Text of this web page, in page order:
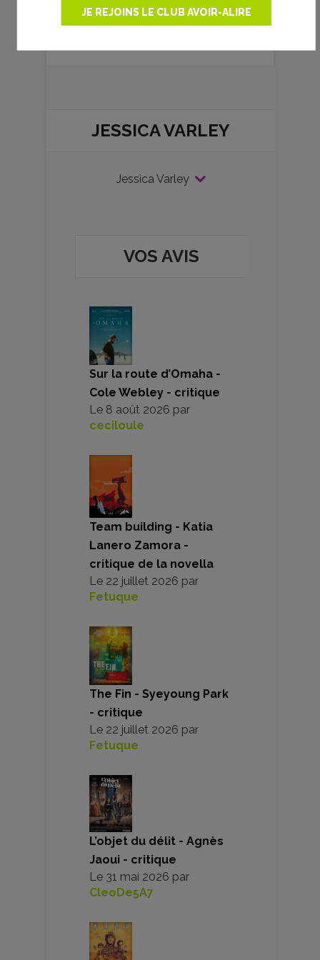
JE REJOINS LE CLUB AVOIR-ALIRE
ou ajoutés. Nous nous engageons
JESSICA VARLEY
Jessica Varley
VOS AVIS
Sur la route d’Omaha -
Cole Webley - critique
Le 8 août 2026 par
ceciloule
Team building - Katia
Lanero Zamora -
critique de la novella
Le 22 juillet 2026 par
Fetuque
The Fin - Syeyoung Park
- critique
Le 22 juillet 2026 par
Fetuque
L’objet du délit - Agnès
Jaoui - critique
Le 31 mai 2026 par
CleoDe5A7